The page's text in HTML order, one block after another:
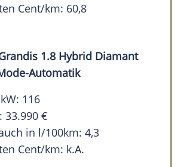
Cent/km: 60,8
1.8 Hybrid Diamant
Automatik
116
33.990 €
in l/100km: 4,3
Cent/km: k.A.